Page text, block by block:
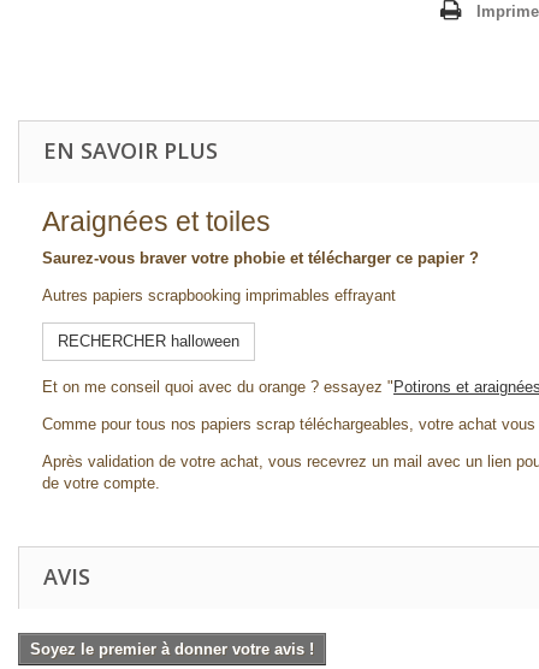
EN SAVOIR PLUS
Araignées et toiles
Saurez-vous braver votre phobie et télécharger ce papier ?
Autres papiers scrapbooking imprimables effrayant
RECHERCHER halloween
Et on me conseil quoi avec du orange ? essayez " Potirons et
Comme pour tous nos papiers scrap téléchargeables, votre achat
Après validation de votre achat, vous recevrez un mail avec un lien
de votre compte.
AVIS
Soyez le premier à donner votre avis !